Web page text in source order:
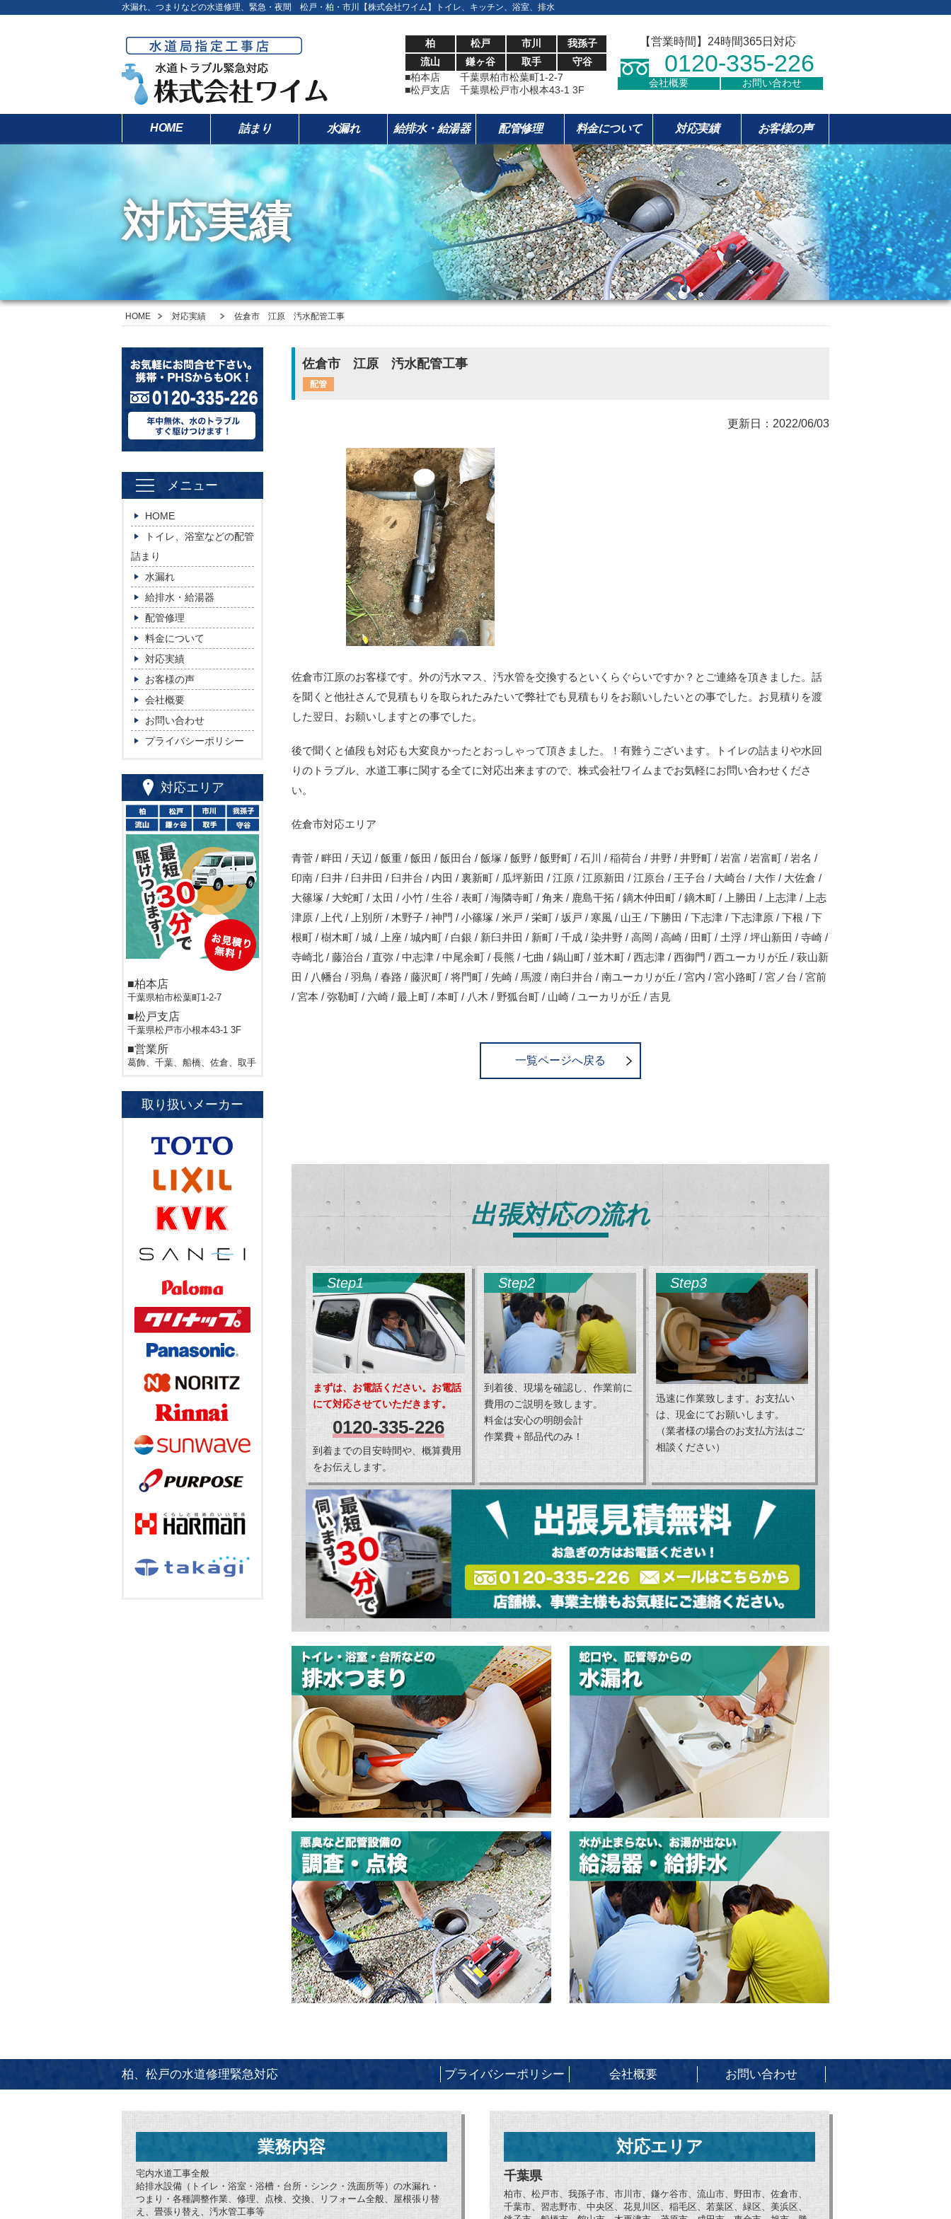
水漏れ、つまりなどの水道修理、緊急・夜間 松戸・柏・市川【株式会社ワイム】トイレ、キッチン、浴室、排水
柏 松戸 市川
我孫子
流山
鎌ヶ谷 取手
守谷
■柏本店 千葉県柏市松葉町1-2-7
■松戸支店 千葉県松戸市小根本43-1 3F
【営業時間】24時間365日対応
0120-335-226
会社概要 お問い合わせ
HOME 詰まり 水漏れ 給排水・給湯器 配管修理 料金について 対応実績 お客様の声
対応実績
HOME 対応実績 佐倉市 江原 汚水配管工事
佐倉市 江原 汚水配管工事
配管
更新日：2022/06/03
佐倉市江原のお客様です。外の汚水マス、汚水管を交換するといくらぐらいですか？とご連絡を頂きました。話
を聞くと他社さんで見積もりを取られたみたいで弊社でも見積もりをお願いしたいとの事でした。お見積りを渡
した翌日、お願いしますとの事でした。
後で聞くと値段も対応も大変良かったとおっしゃって頂きました。！有難うございます。トイレの詰まりや水回
りのトラブル、水道工事に関する全てに対応出来ますので、株式会社ワイムまでお気軽にお問い合わせくださ
い。
佐倉市対応エリア
青菅 / 畔田 / 天辺 / 飯重 / 飯田 / 飯田台 / 飯塚 / 飯野 / 飯野町 / 石川 / 稲荷台 / 井野 / 井野町 / 岩富 / 岩富町 / 岩名 /
印南 / 臼井 / 臼井田 / 臼井台 / 内田 / 裏新町 / 瓜坪新田 / 江原 / 江原新田 / 江原台 / 王子台 / 大崎台 / 大作 / 大佐倉 /
大篠塚 / 大蛇町 / 太田 / 小竹 / 生谷 / 表町 / 海隣寺町 / 角来 / 鹿島干拓 / 鏑木仲田町 / 鏑木町 / 上勝田 / 上志津 / 上志
津原 / 上代 / 上別所 / 木野子 / 神門 / 小篠塚 / 米戸 / 栄町 / 坂戸 / 寒風 / 山王 / 下勝田 / 下志津 / 下志津原 / 下根 / 下
根町 / 樹木町 / 城 / 上座 / 城内町 / 白銀 / 新臼井田 / 新町 / 千成 / 染井野 / 高岡 / 高崎 / 田町 / 土浮 / 坪山新田 / 寺崎 /
寺崎北 / 藤治台 / 直弥 / 中志津 / 中尾余町 / 長熊 / 七曲 / 鍋山町 / 並木町 / 西志津 / 西御門 / 西ユーカリが丘 / 萩山新
田 / 八幡台 / 羽鳥 / 春路 / 藤沢町 / 将門町 / 先崎 / 馬渡 / 南臼井台 / 南ユーカリが丘 / 宮内 / 宮小路町 / 宮ノ台 / 宮前
/ 宮本 / 弥勒町 / 六崎 / 最上町 / 本町 / 八木 / 野狐台町 / 山崎 / ユーカリが丘 / 吉見
一覧ページへ戻る
出張対応の流れ
Step1
まずは、お電話ください。お電話
にて対応させていただきます。
0120-335-226
到着までの目安時間や、概算費用
をお伝えします。
Step2
到着後、現場を確認し、作業前に
費用のご説明を致します。
料金は安心の明朗会計
作業費＋部品代のみ！
Step3
迅速に作業致します。お支払い
は、現金にてお願いします。
（業者様の場合のお支払方法はご
相談ください）
メニュー
HOME
トイレ、浴室などの配管
詰まり
水漏れ
給排水・給湯器
配管修理
料金について
対応実績
お客様の声
会社概要
お問い合わせ
プライバシーポリシー
対応エリア
■柏本店
千葉県柏市松葉町1-2-7
■松戸支店
千葉県松戸市小根本43-1 3F
■営業所
葛飾、千葉、船橋、佐倉、取手
取り扱いメーカー
柏、松戸の水道修理緊急対応 プライバシーポリシー 会社概要 お問い合わせ
業務内容
宅内水道工事全般
給排水設備（トイレ・浴室・浴槽・台所・シンク・洗面所等）の水漏れ・
つまり・各種調整作業、修理、点検、交換、リフォーム全般、屋根張り替
え、畳張り替え、汚水管工事等
対応エリア
千葉県
柏市、松戸市、我孫子市、市川市、鎌ケ谷市、流山市、野田市、佐倉市、
千葉市、習志野市、中央区、花見川区、稲毛区、若葉区、緑区、美浜区、